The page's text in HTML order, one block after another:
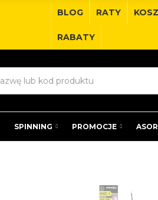
BLOG RATY
RABATY
SPINNING PROMOCJE